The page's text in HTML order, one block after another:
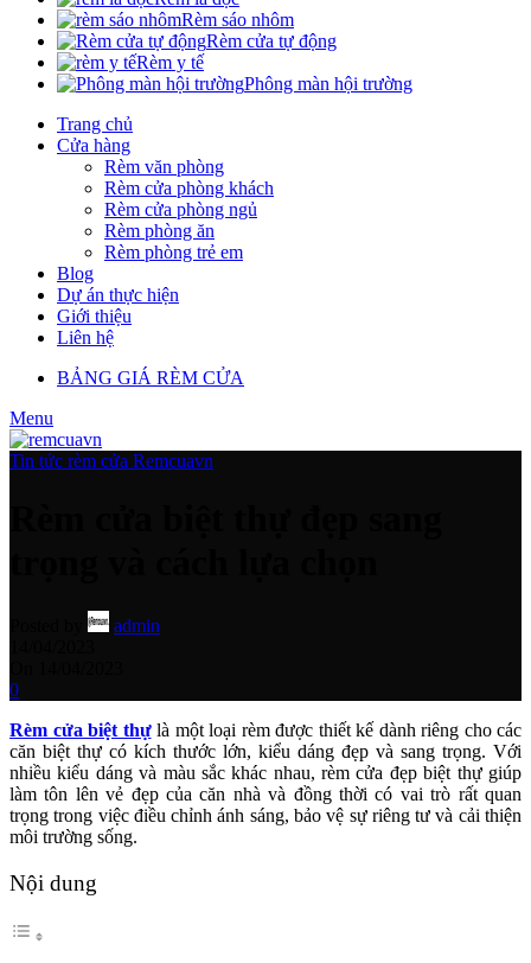
Rèm sáo nhôm
Rèm cửa tự động
Rèm y tế
Phông màn hội trường
Trang chủ
Cửa hàng
Rèm văn phòng
Rèm cửa phòng khách
Rèm cửa phòng ngủ
Rèm phòng ăn
Rèm phòng trẻ em
Blog
Dự án thực hiện
Giới thiệu
Liên hệ
BẢNG GIÁ RÈM CỬA
Menu
Tin tức rèm cửa Remcuavn
admin
0
Rèm cửa biệt thựlà một loại rèm được thiết kế dành riêng cho các
căn biệt thự có kích thước lớn, kiểu dáng đẹp và sang trọng. Với
nhiều kiểu dáng và màu sắc khác nhau, rèm cửa đẹp biệt thự giúp
làm tôn lên vẻ đẹp của căn nhà và đồng thời có vai trò rất quan
trọng trong việc điều chỉnh ánh sáng, bảo vệ sự riêng tư và cải thiện
môi trường sống.
Nội dung